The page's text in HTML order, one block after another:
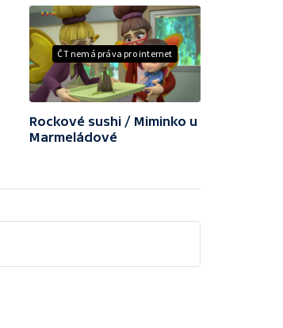
ČT nemá práva pro internet
Rockové sushi / Miminko u
Marmeládové